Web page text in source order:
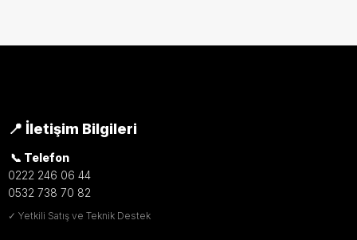
📍 İletişim Bilgileri
📞 Telefon
0222 246 06 44
0532 738 70 82
✓ Yetkili Satış ve Teknik Destek